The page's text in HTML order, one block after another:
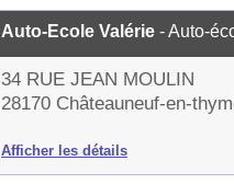
Auto-Ecole Valérie - Auto-
34 RUE JEAN MOULIN
28170 Châteauneuf-en-
Afficher les détails